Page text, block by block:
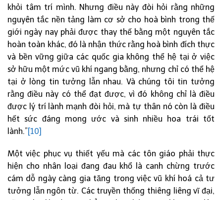
khỏi tâm trí mình. Nhưng điều này đòi hỏi rằng những
nguyên tắc nền tảng làm cơ sở cho hoà bình trong thế
giới ngày nay phải được thay thế bằng một nguyên tắc
hoàn toàn khác, đó là nhận thức rằng hoà bình đích thực
và bền vững giữa các quốc gia không thể hệ tại ở việc
sở hữu một mức vũ khí ngang bằng, nhưng chỉ có thể hệ
tại ở lòng tin tưởng lẫn nhau. Và chúng tôi tin tưởng
rằng điều này có thể đạt được, vì đó không chỉ là điều
được lý trí lành mạnh đòi hỏi, mà tự thân nó còn là điều
hết sức đáng mong ước và sinh nhiều hoa trái tốt
lành.”[10]
Một việc phục vụ thiết yếu mà các tôn giáo phải thực
hiện cho nhân loại đang đau khổ là canh chừng trước
cám dỗ ngày càng gia tăng trong việc vũ khí hoá cả tư
tưởng lẫn ngôn từ. Các truyền thống thiêng liêng vĩ đại,